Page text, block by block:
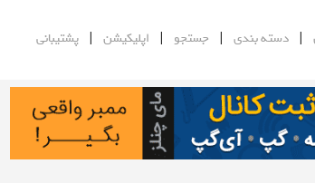
|دسته بندی | جستجو | اپلیکیشن |پشتیبانی